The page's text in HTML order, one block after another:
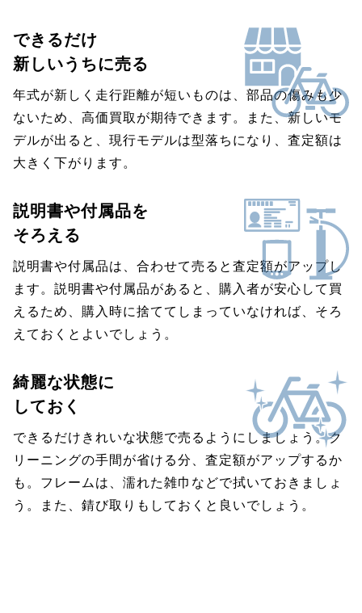
できるだけ
新しいうちに売る
年式が新しく走行距離が短いものは、部品の傷みも少
ないため、高価買取が期待できます。また、新しいモ
デルが出ると、現行モデルは型落ちになり、査定額は
大きく下がります。
説明書や付属品を
そろえる
説明書や付属品は、合わせて売ると査定額がアップし
ます。説明書や付属品があると、購入者が安心して買
えるため、購入時に捨ててしまっていなければ、そろ
えておくとよいでしょう。
綺麗な状態に
しておく
できるだけきれいな状態で売るようにしましょう。ク
リーニングの手間が省ける分、査定額がアップするか
も。フレームは、濡れた雑巾などで拭いておきましょ
う。また、錆び取りもしておくと良いでしょう。